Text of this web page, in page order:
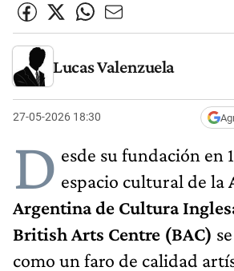
Lucas Valenzuela
27-05-2026 18:30
D esde su fundación en
espacio cultural de la
Argentina de Cultura
British Arts Centre (BAC)
como un faro de calidad